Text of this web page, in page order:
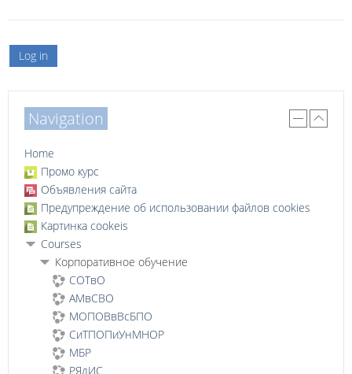
Log in
Navigation
Home
Промо курс
Объявления сайта
Предупреждение об использовании файлов cookies
Картинка cookeis
Courses
Корпоративное обучение
СОТвО
АМвСВО
МОПОВвВсБПО
СиТПОПиУнМНОР
МБР
РЯдИС